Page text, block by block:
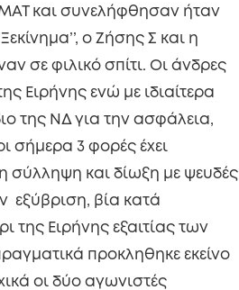
και συνελήφθησαν ήταν
ο Ζήσης Σ και η
σε φιλικό σπίτι. Οι άνδρες
Ειρήνης ενώ με ιδιαίτερα
της ΝΔ για την ασφάλεια,
σήμερα 3 φορές έχει
σύλληψη και δίωξη με ψευδές
εξύβριση, βία κατά
της Ειρήνης εξαιτίας των
προκληθηκε εκείνο
οι δύο αγωνιστές